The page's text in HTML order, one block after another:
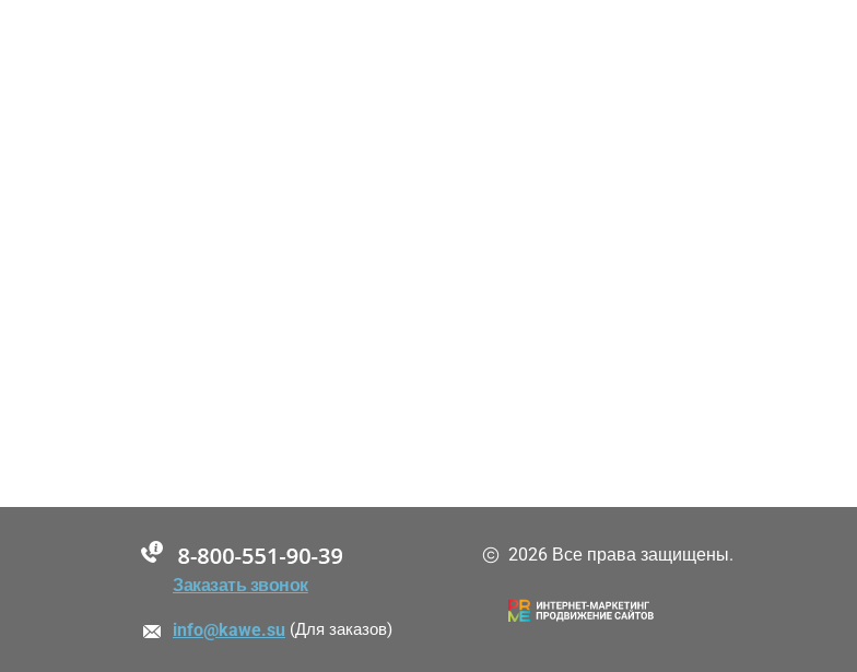
88005555550
Заказать звонок
info@kawe.su (Для заказов)
2026 Все права защищены.